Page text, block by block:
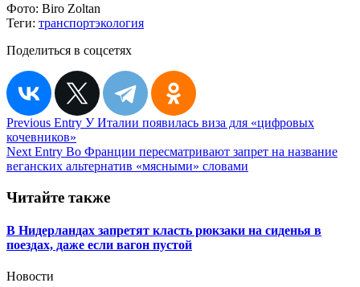
Фото: Biro Zoltan
Теги: транспортэкология
Поделиться в соцсетях
Навигация
по
записям
Previous Entry У Италии появилась виза для «цифровых
кочевников»
Next Entry Во Франции пересматривают запрет на название
веганских альтернатив «мясными» словами
Читайте также
В Нидерландах запретят класть рюкзаки на сиденья в
поездах, даже если вагон пустой
Новости